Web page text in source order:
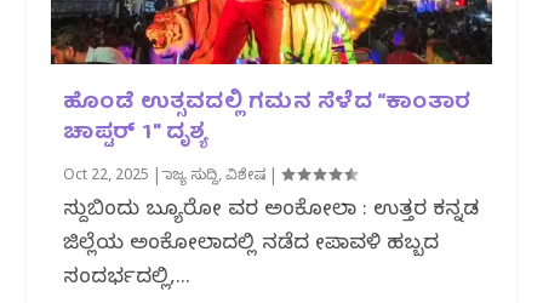
ಹೊಂಡೆ ಉತ್ಸವದಲ್ಲಿ ಗಮನ ಸೆಳೆದ “ಕಾಂತಾರ
ಚಾಪ್ಟರ್ 1″ ದೃಶ್ಯ
Oct 22, 2025 |ರಾಜ್ಯ ಸುದ್ದಿ,ವಿಶೇಷ |
ಸುದ್ದಿಬಿಂದು ಬ್ಯೂರೋ ವರದಿ ಅಂಕೋಲಾ : ಉತ್ತರ ಕನ್ನಡ
ಜಿಲ್ಲೆಯ ಅಂಕೋಲಾದಲ್ಲಿ ನಡೆದ ದೀಪಾವಳಿ ಹಬ್ಬದ
ಸಂದರ್ಭದಲ್ಲಿ,...